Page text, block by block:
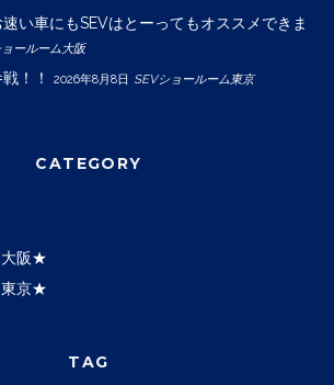
い車にもSEVはとーってもオススメできま
ールーム大阪
！！ 2026年8月8日 SEVショールーム東京
CATEGORY
大阪★
東京★
TAG